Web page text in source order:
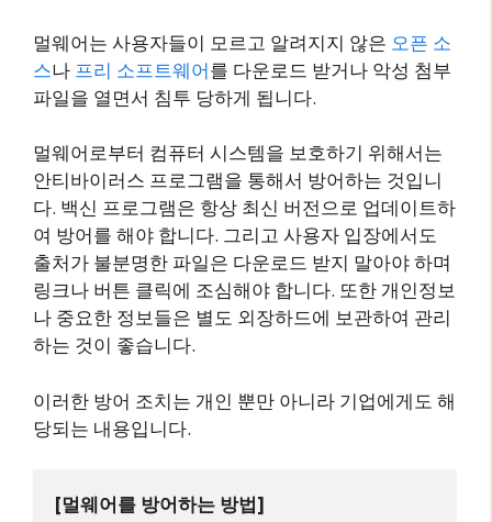
멀웨어는 사용자들이 모르고 알려지지 않은 오픈 소
스나 프리 소프트웨어를 다운로드 받거나 악성 첨부
파일을 열면서 침투 당하게 됩니다.
멀웨어로부터 컴퓨터 시스템을 보호하기 위해서는
안티바이러스 프로그램을 통해서 방어하는 것입니
다. 백신 프로그램은 항상 최신 버전으로 업데이트하
여 방어를 해야 합니다. 그리고 사용자 입장에서도
출처가 불분명한 파일은 다운로드 받지 말아야 하며
링크나 버튼 클릭에 조심해야 합니다. 또한 개인정보
나 중요한 정보들은 별도 외장하드에 보관하여 관리
하는 것이 좋습니다.
이러한 방어 조치는 개인 뿐만 아니라 기업에게도 해
당되는 내용입니다.
[멀웨어를 방어하는 방법]